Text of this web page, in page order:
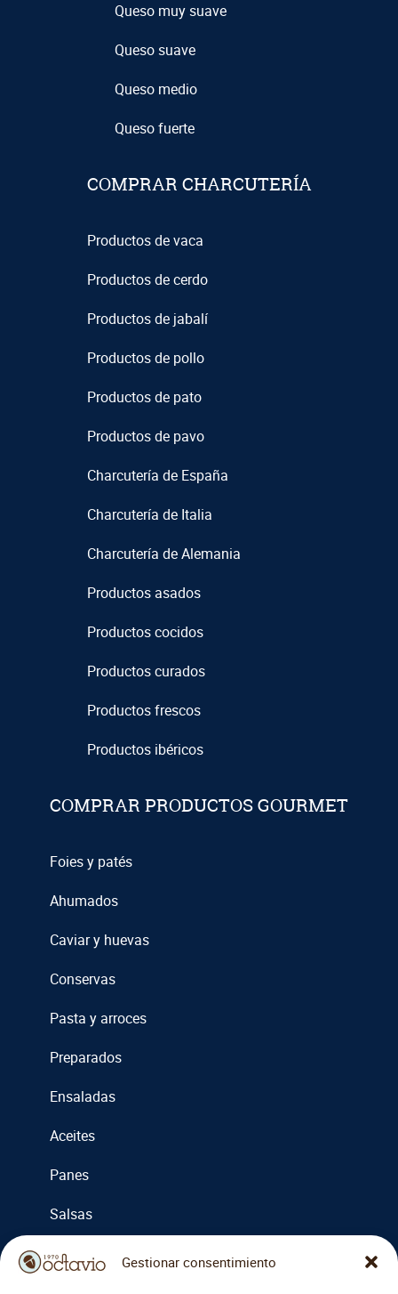
Gestionar consentimiento
Queso muy suave
Queso suave
Queso medio
Queso fuerte
COMPRAR CHARCUTERÍA
Productos de vaca
Productos de cerdo
Productos de jabalí
Productos de pollo
Productos de pato
Productos de pavo
Charcutería de España
Charcutería de Italia
Charcutería de Alemania
Productos asados
Productos cocidos
Productos curados
Productos frescos
Productos ibéricos
COMPRAR PRODUCTOS GOURMET
Foies y patés
Ahumados
Caviar y huevas
Conservas
Pasta y arroces
Preparados
Ensaladas
Aceites
Panes
Salsas
Cremas